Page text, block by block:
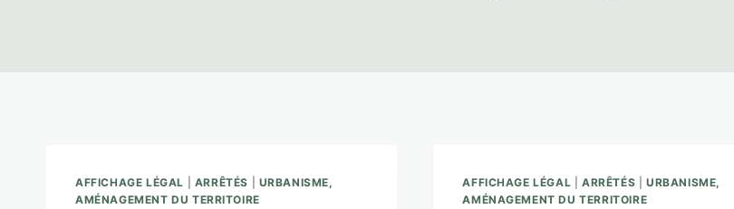
AFFICHAGE LÉGAL ARRÊTÉS
URBANISME,
AMÉNAGEMENT DU TERRITOIRE
AFFICHAGE LÉGAL |ARRÊTÉS |URBANISME,
AMÉNAGEMENT DU TERRITOIRE